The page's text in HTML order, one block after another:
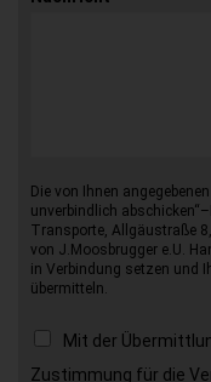
Die von Ihnen
unverbindlich
Transporte, Allgäustraße
von J.Moosbrugger e.U.
in Verbindung setzen und
übermitteln.
Mit der
Zustimmung für die